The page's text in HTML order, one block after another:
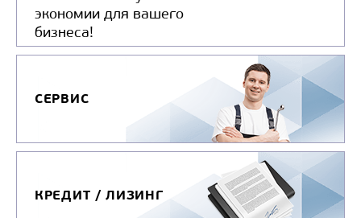
Направление разгрузки
Колесная формула
Узнать цену
экономии для вашего
бизнеса!
СЕРВИС
КРЕДИТ / ЛИЗИНГ